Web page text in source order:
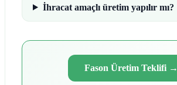
İhracat amaçlı üretim yapılır mı?
Fason Üretim Teklifi →